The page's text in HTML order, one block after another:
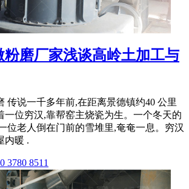
粉磨厂家浅谈高岭土加工与
传说一千多年前,在距离景德镇约40 公里
一位穷汉,靠帮窑主烧瓷为生。一个冬天的
位老人倒在门前的雪堆里,奄奄一息。穷汉
内暖 .
3780 8511